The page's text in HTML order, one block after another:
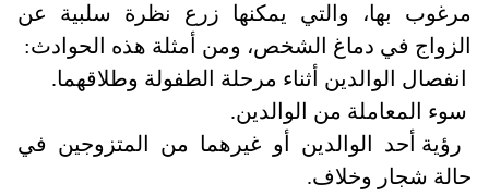
مرغوب بها، والتي يمكنها زرع نظرة سلبية عن
الزواج في دماغ الشخص، ومن أمثلة هذه الحوادث:
انفصال الوالدين أثناء مرحلة الطفولة وطلاقهما.
سوء المعاملة من الوالدين.
رؤية أحد الوالدين أو غيرهما من المتزوجين في
حالة شجار وخلاف.